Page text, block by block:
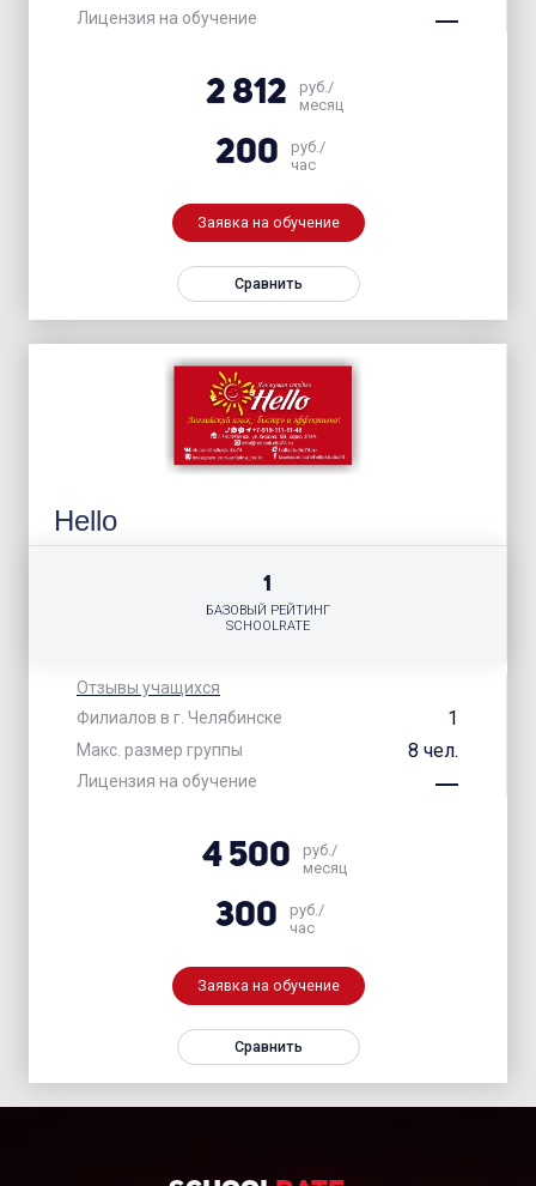
Лицензия на обучение
2 812
руб./
месяц
200
руб./
час
Заявка на обучение
Сравнить
Hello
Отзывы учащихся
Филиалов в г. Челябинске
1
Макс. размер группы 8 чел.
Лицензия на обучение
1
БАЗОВЫЙ РЕЙТИНГ
SCHOOLRATE
4 500
руб./
месяц
300
руб./
час
Заявка на обучение
Сравнить